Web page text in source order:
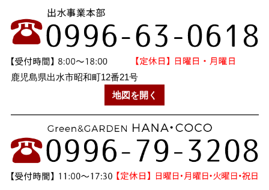
鹿児島県出水市昭和町12番21号
地図を開く